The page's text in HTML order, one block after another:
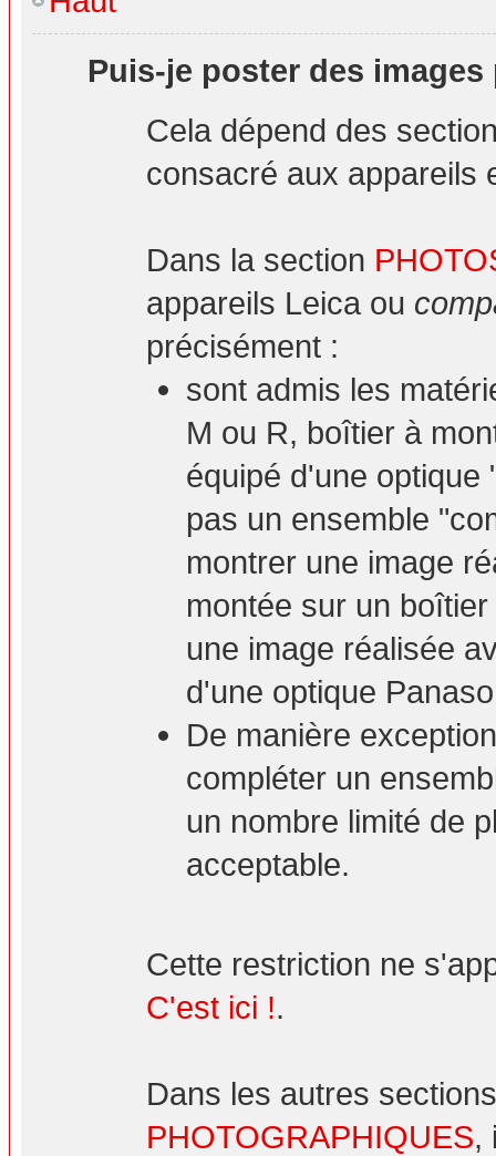
Puis-je poster des
Cela dépend des
consacré aux appareils
Dans la section
appareils Leica ou
précisément :
sont admis les
M ou R, boîtier à
équipé d'une optique
pas un ensemble
montrer une image
montée sur un
une image réalisée
d'une optique
De manière
compléter un
un nombre limité de
acceptable.
Cette restriction ne
C'est ici !.
Dans les autres
PHOTOGRAPHIQUES,